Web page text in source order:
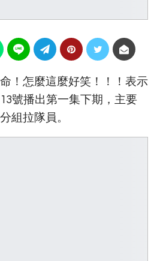
！怎麼這麼好笑！！！表示
號播出第一集下期，主要
組拉隊員。